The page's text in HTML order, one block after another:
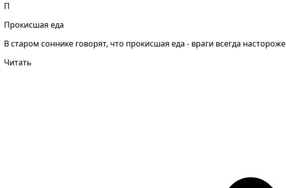
П
Прокисшая еда
В старом соннике говорят, что прокисшая еда - враги всегда
Читать